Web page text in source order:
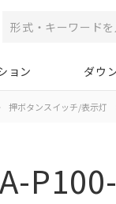
ョン ダウ
押ボタンスイッチ/表示灯